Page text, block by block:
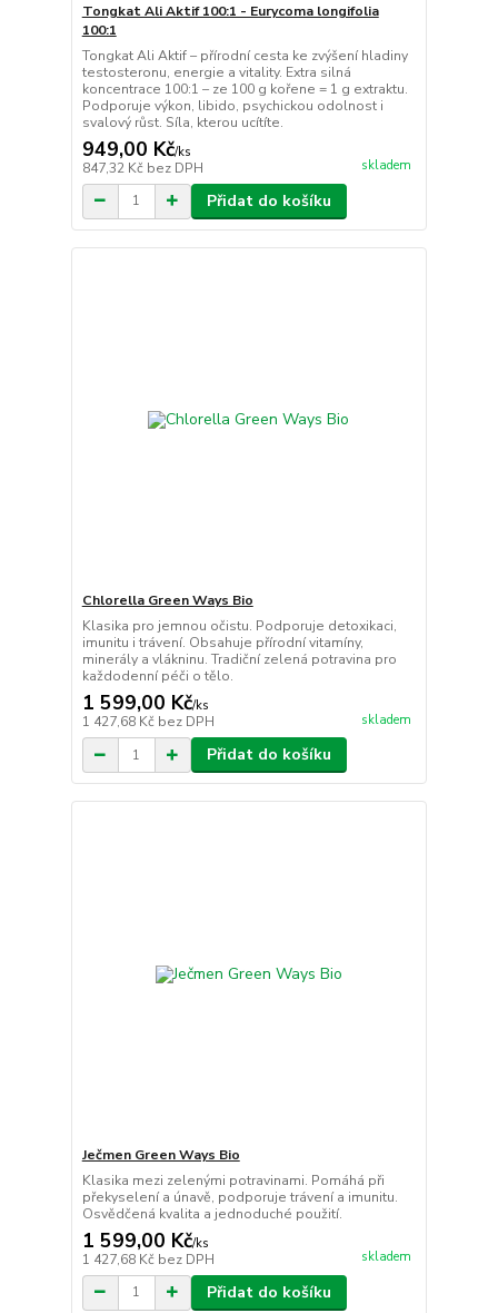
Tongkat Ali Aktif 100:1 - Eurycoma longifolia
100:1
Tongkat Ali Aktif – přírodní cesta ke zvýšení hladiny
testosteronu, energie a vitality. Extra silná
koncentrace 100:1 – ze 100 g kořene = 1 g extraktu.
Podporuje výkon, libido, psychickou odolnost i
svalový růst. Síla, kterou ucítíte.
949,00 Kč/ks
847,32 Kč bez DPH skladem
Přidat do košíku
Chlorella Green Ways Bio
Klasika pro jemnou očistu. Podporuje detoxikaci,
imunitu i trávení. Obsahuje přírodní vitamíny,
minerály a vlákninu. Tradiční zelená potravina pro
každodenní péči o tělo.
1 599,00 Kč/ks
1 427,68 Kč bez DPH skladem
Přidat do košíku
Ječmen Green Ways Bio
Klasika mezi zelenými potravinami. Pomáhá při
překyselení a únavě, podporuje trávení a imunitu.
Osvědčená kvalita a jednoduché použití.
1 599,00 Kč/ks
1 427,68 Kč bez DPH skladem
Přidat do košíku